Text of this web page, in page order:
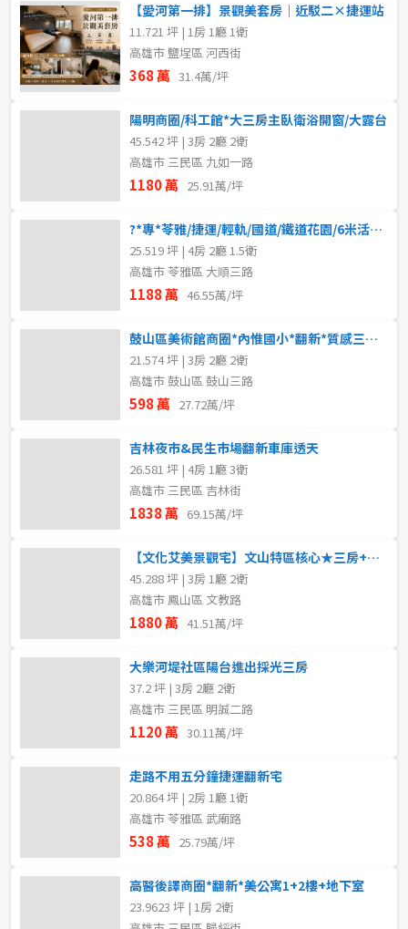
送出
送出
送出
【愛河第一排】景觀美套房｜近駁二×捷運站
11.721 坪 | 1房 1廳 1衛
高雄市 鹽埕區 河西街
368 萬 31.4萬/坪
陽明商圈/科工館*大三房主臥衛浴開窗/大露台
45.542 坪 | 3房 2廳 2衛
高雄市 三民區 九如一路
1180 萬 25.91萬/坪
?*專*苓雅/捷運/輕軌/國道/鐵道花園/6米活巷透天
25.519 坪 | 4房 2廳 1.5衛
高雄市 苓雅區 大順三路
1188 萬 46.55萬/坪
鼓山區美術館商圈*內惟國小*翻新*質感三房美寓
21.574 坪 | 3房 2廳 2衛
高雄市 鼓山區 鼓山三路
598 萬 27.72萬/坪
吉林夜市&民生市場翻新車庫透天
26.581 坪 | 4房 1廳 3衛
高雄市 三民區 吉林街
1838 萬 69.15萬/坪
【文化艾美景觀宅】文山特區核心★三房+平車+環保室
45.288 坪 | 3房 1廳 2衛
高雄市 鳳山區 文教路
1880 萬 41.51萬/坪
大樂河堤社區陽台進出採光三房
37.2 坪 | 3房 2廳 2衛
高雄市 三民區 明誠二路
1120 萬 30.11萬/坪
走路不用五分鐘捷運翻新宅
20.864 坪 | 2房 1廳 1衛
高雄市 苓雅區 武廟路
538 萬 25.79萬/坪
高醫後譯商圈*翻新*美公寓1+2樓+地下室
23.9623 坪 | 1房 2衛